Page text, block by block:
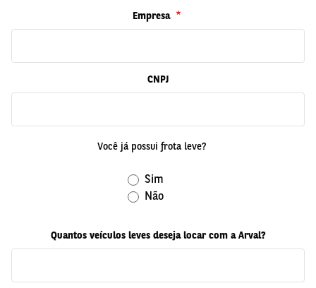
Empresa
CNPJ
Você já possui frota leve?
Sim
Não
Quantos veículos leves deseja locar com a Arval?